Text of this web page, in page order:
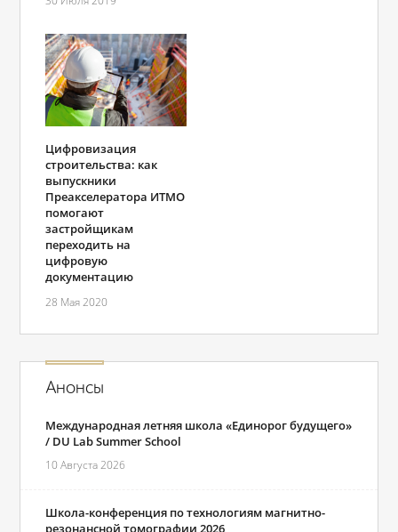
Цифровизация
строительства: как
выпускники
Преакселератора ИТМО
помогают
застройщикам
переходить на
цифровую
документацию
28 Мая 2020
Анонсы
Международная летняя школа «Единорог будущего»
/ DU Lab Summer School
10 Августа 2026
Школа-конференция по технологиям магнитно-
резонансной томографии 2026